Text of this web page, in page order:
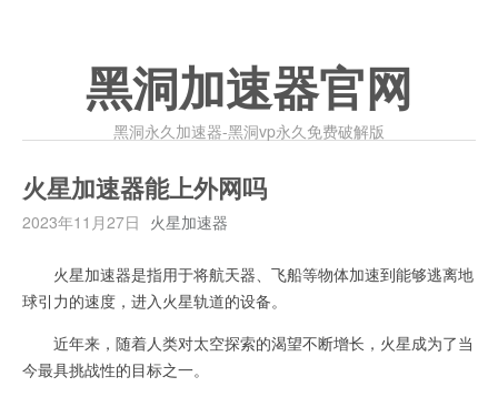
黑洞加速器官网
黑洞永久加速器-黑洞vp永久免费破解版
火星加速器能上外网吗
2023年11月27日 火星加速器
火星加速器是指用于将航天器、飞船等物体加速到能够逃离地
球引力的速度，进入火星轨道的设备。
近年来，随着人类对太空探索的渴望不断增长，火星成为了当
今最具挑战性的目标之一。